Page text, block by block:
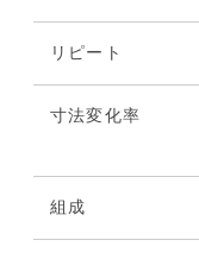
リピート
寸法変化率
組成